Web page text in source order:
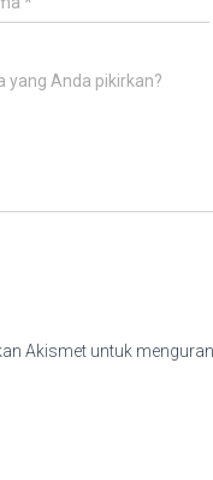
yang Anda pikirkan?
Akismet untuk